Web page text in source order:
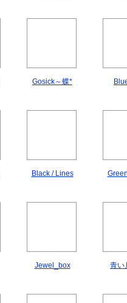
Gosick～蝶*
Black / Lines
Jewel_box 青い